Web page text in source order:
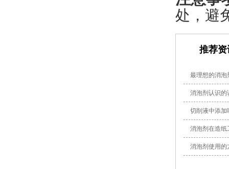
处，避
推荐资
最理想的消泡
消泡剂认识的
切削液中添加
消泡剂在造纸
消泡剂使用的